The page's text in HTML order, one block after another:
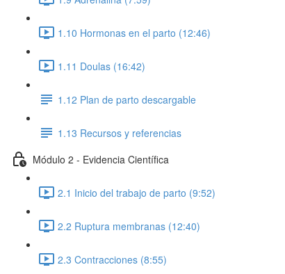
1.10 Hormonas en el parto (12:46)
1.11 Doulas (16:42)
1.12 Plan de parto descargable
1.13 Recursos y referencias
Módulo 2 - Evidencia Científica
2.1 Inicio del trabajo de parto (9:52)
2.2 Ruptura membranas (12:40)
2.3 Contracciones (8:55)